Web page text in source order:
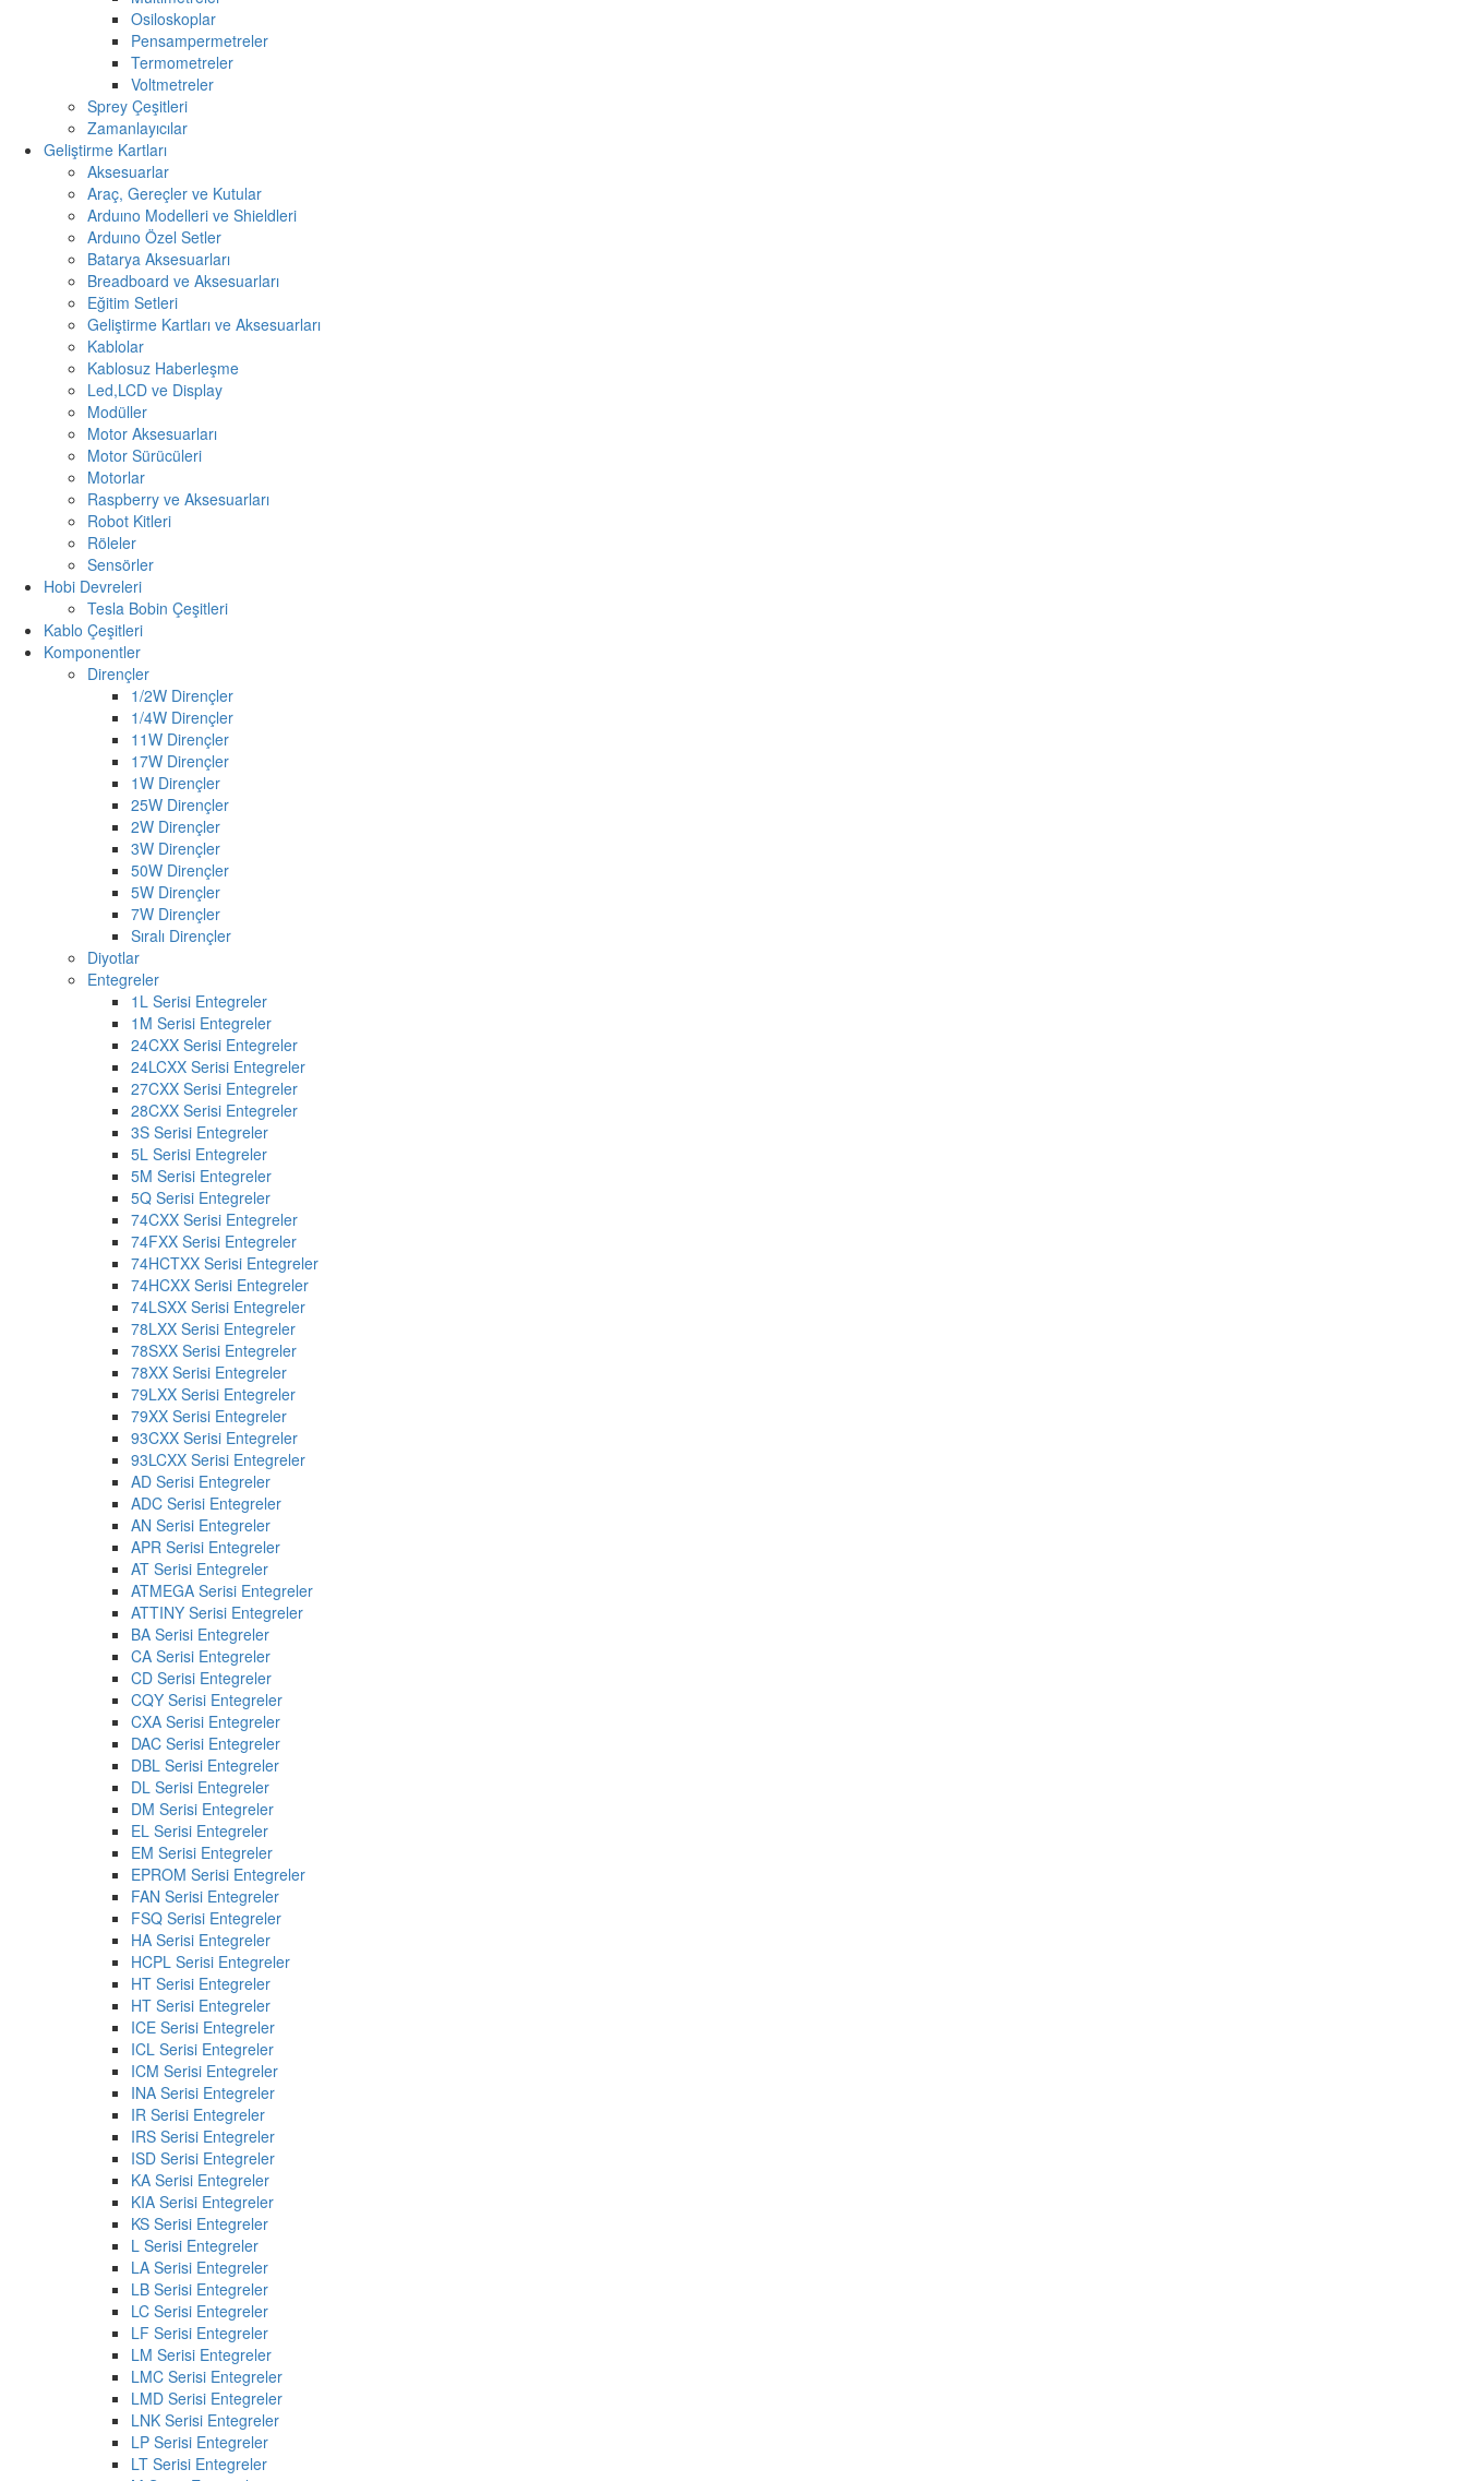
Osiloskoplar
Pensampermetreler
Termometreler
Voltmetreler
Sprey Çeşitleri
Zamanlayıcılar
Geliştirme Kartları
Aksesuarlar
Araç, Gereçler ve Kutular
Arduıno Modelleri ve Shieldleri
Arduıno Özel Setler
Batarya Aksesuarları
Breadboard ve Aksesuarları
Eğitim Setleri
Geliştirme Kartları ve Aksesuarları
Kablolar
Kablosuz Haberleşme
Led,LCD ve Display
Modüller
Motor Aksesuarları
Motor Sürücüleri
Motorlar
Raspberry ve Aksesuarları
Robot Kitleri
Röleler
Sensörler
Hobi Devreleri
Tesla Bobin Çeşitleri
Kablo Çeşitleri
Komponentler
Dirençler
1/2W Dirençler
1/4W Dirençler
11W Dirençler
17W Dirençler
1W Dirençler
25W Dirençler
2W Dirençler
3W Dirençler
50W Dirençler
5W Dirençler
7W Dirençler
Sıralı Dirençler
Diyotlar
Entegreler
1L Serisi Entegreler
1M Serisi Entegreler
24CXX Serisi Entegreler
24LCXX Serisi Entegreler
27CXX Serisi Entegreler
28CXX Serisi Entegreler
3S Serisi Entegreler
5L Serisi Entegreler
5M Serisi Entegreler
5Q Serisi Entegreler
74CXX Serisi Entegreler
74FXX Serisi Entegreler
74HCTXX Serisi Entegreler
74HCXX Serisi Entegreler
74LSXX Serisi Entegreler
78LXX Serisi Entegreler
78SXX Serisi Entegreler
78XX Serisi Entegreler
79LXX Serisi Entegreler
79XX Serisi Entegreler
93CXX Serisi Entegreler
93LCXX Serisi Entegreler
AD Serisi Entegreler
ADC Serisi Entegreler
AN Serisi Entegreler
APR Serisi Entegreler
AT Serisi Entegreler
ATMEGA Serisi Entegreler
ATTINY Serisi Entegreler
BA Serisi Entegreler
CA Serisi Entegreler
CD Serisi Entegreler
CQY Serisi Entegreler
CXA Serisi Entegreler
DAC Serisi Entegreler
DBL Serisi Entegreler
DL Serisi Entegreler
DM Serisi Entegreler
EL Serisi Entegreler
EM Serisi Entegreler
EPROM Serisi Entegreler
FAN Serisi Entegreler
FSQ Serisi Entegreler
HA Serisi Entegreler
HCPL Serisi Entegreler
HT Serisi Entegreler
HT Serisi Entegreler
ICE Serisi Entegreler
ICL Serisi Entegreler
ICM Serisi Entegreler
INA Serisi Entegreler
IR Serisi Entegreler
IRS Serisi Entegreler
ISD Serisi Entegreler
KA Serisi Entegreler
KIA Serisi Entegreler
KS Serisi Entegreler
L Serisi Entegreler
LA Serisi Entegreler
LB Serisi Entegreler
LC Serisi Entegreler
LF Serisi Entegreler
LM Serisi Entegreler
LMC Serisi Entegreler
LMD Serisi Entegreler
LNK Serisi Entegreler
LP Serisi Entegreler
LT Serisi Entegreler